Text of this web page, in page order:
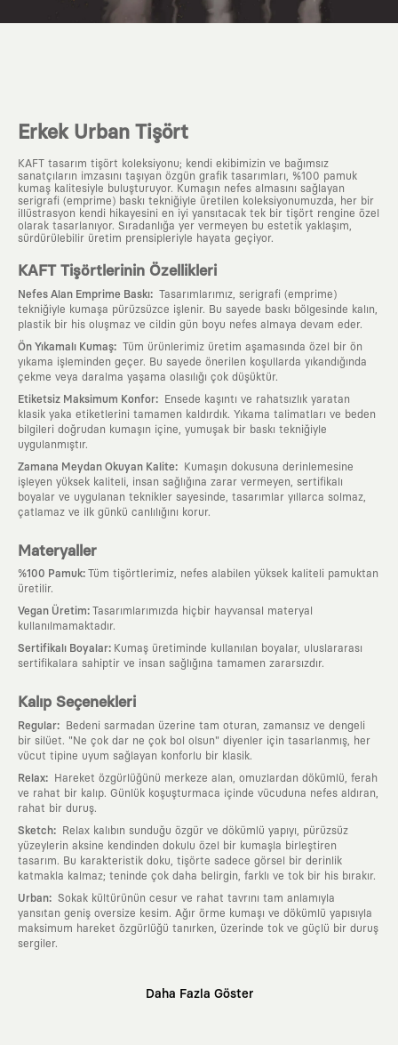
Erkek Urban Tişört
KAFT tasarım tişört koleksiyonu; kendi ekibimizin ve bağımsız
sanatçıların imzasını taşıyan özgün grafik tasarımları, %100 pamuk
kumaş kalitesiyle buluşturuyor. Kumaşın nefes almasını sağlayan
serigrafi (emprime) baskı tekniğiyle üretilen koleksiyonumuzda, her bir
illüstrasyon kendi hikayesini en iyi yansıtacak tek bir tişört rengine özel
olarak tasarlanıyor. Sıradanlığa yer vermeyen bu estetik yaklaşım,
sürdürülebilir üretim prensipleriyle hayata geçiyor.
KAFT Tişörtlerinin Özellikleri
Nefes Alan Emprime Baskı: Tasarımlarımız, serigrafi (emprime)
tekniğiyle kumaşa pürüzsüzce işlenir. Bu sayede baskı bölgesinde kalın,
plastik bir his oluşmaz ve cildin gün boyu nefes almaya devam eder.
Ön Yıkamalı Kumaş: Tüm ürünlerimiz üretim aşamasında özel bir ön
yıkama işleminden geçer. Bu sayede önerilen koşullarda yıkandığında
çekme veya daralma yaşama olasılığı çok düşüktür.
Etiketsiz Maksimum Konfor:
Ensede kaşıntı ve rahatsızlık yaratan
klasik yaka etiketlerini tamamen kaldırdık. Yıkama talimatları ve beden
bilgileri doğrudan kumaşın içine, yumuşak bir baskı tekniğiyle
uygulanmıştır.
Zamana Meydan Okuyan Kalite:
Kumaşın dokusuna derinlemesine
işleyen yüksek kaliteli, insan sağlığına zarar vermeyen, sertifikalı
boyalar ve uygulanan teknikler sayesinde, tasarımlar yıllarca solmaz,
çatlamaz ve ilk günkü canlılığını korur.
Materyaller
%100 Pamuk: Tüm tişörtlerimiz, nefes alabilen yüksek kaliteli pamuktan
üretilir.
Vegan Üretim: Tasarımlarımızda hiçbir hayvansal materyal
kullanılmamaktadır.
Sertifikalı Boyalar: Kumaş üretiminde kullanılan boyalar, uluslararası
sertifikalara sahiptir ve insan sağlığına tamamen zararsızdır.
Kalıp Seçenekleri
Regular:
Bedeni sarmadan üzerine tam oturan, zamansız ve dengeli
bir silüet. "Ne çok dar ne çok bol olsun" diyenler için tasarlanmış, her
vücut tipine uyum sağlayan konforlu bir klasik.
Relax:
Hareket özgürlüğünü merkeze alan, omuzlardan dökümlü, ferah
ve rahat bir kalıp. Günlük koşuşturmaca içinde vücuduna nefes aldıran,
rahat bir duruş.
Sketch:
Relax kalıbın sunduğu özgür ve dökümlü yapıyı, pürüzsüz
yüzeylerin aksine kendinden dokulu özel bir kumaşla birleştiren
tasarım. Bu karakteristik doku, tişörte sadece görsel bir derinlik
katmakla kalmaz; teninde çok daha belirgin, farklı ve tok bir his bırakır.
Urban: Sokak kültürünün cesur ve rahat tavrını tam anlamıyla
yansıtan geniş oversize kesim. Ağır örme kumaşı ve dökümlü yapısıyla
maksimum hareket özgürlüğü tanırken, üzerinde tok ve güçlü bir duruş
sergiler.
Daha Fazla Göster